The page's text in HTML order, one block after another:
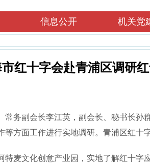
信息公开 机关党
红十字会赴青浦区调研
常务副会长李江英，副会长、秘书长
方面工作进行实地调研。青浦区红十
特麦文化创意产业园，实地了解红十